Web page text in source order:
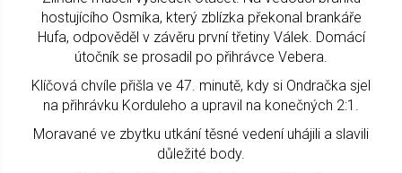
hostujícího Osmíka, který zblízka překonal brankáře
Hufa, odpověděl v závěru první třetiny Válek. Domácí
útočník se prosadil po přihrávce Vebera.
Klíčová chvíle přišla ve 47. minutě, kdy si Ondračka sjel
na přihrávku Korduleho a upravil na konečných 2:1.
Moravané ve zbytku utkání těsné vedení uhájili a slavili
důležité body.